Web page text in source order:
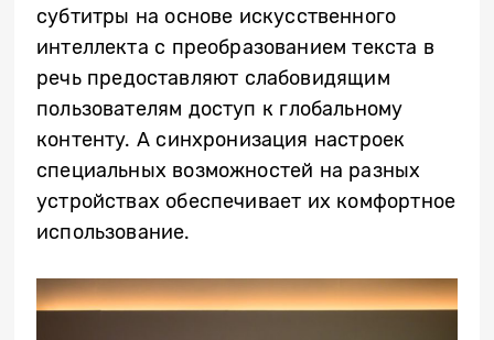
субтитры на основе искусственного
интеллекта с преобразованием текста в
речь предоставляют слабовидящим
пользователям доступ к глобальному
контенту. А синхронизация настроек
специальных возможностей на разных
устройствах обеспечивает их комфортное
использование.